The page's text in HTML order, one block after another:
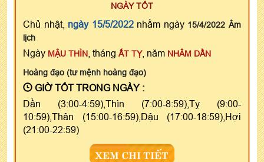
NGÀY TỐT
Chủ nhật, ngày 15/5/2022nhằm ngày 15/4/2022 Âm
lịch
Ngày MẬU THÌN , tháng ẤT TỴ, năm NHÂM DẦN
Hoàng đạo (tư mệnh hoàng đạo)
GIỜ TỐT TRONG NGÀY :
Dần (3:00-4:59),Thìn (7:00-8:59),Tỵ (9:00-
10:59),Thân (15:00-16:59),Dậu (17:00-18:59),Hợi
(21:00-22:59)
XEM CHI TIẾT